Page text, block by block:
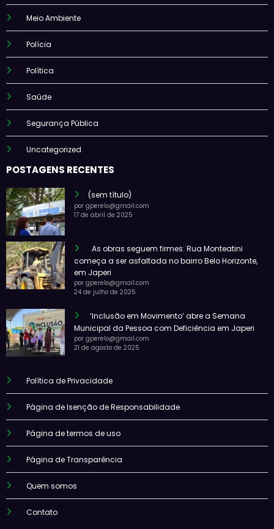
Meio Ambiente
Polícia
Política
Saúde
Segurança Pública
Uncategorized
POSTAGENS RECENTES
(sem título)
por gperelo@gmail.com
17 de abril de 2025
As obras seguem firmes: Rua Monteatini
começa a ser asfaltada no bairro Belo Horizonte,
em Japeri
por gperelo@gmail.com
24 de julho de 2025
‘Inclusão em Movimento’ abre a Semana
Municipal da Pessoa com Deficiência em Japeri
por gperelo@gmail.com
21 de agosto de 2025
Política de Privacidade
Página de Isenção de Responsabilidade
Página de termos de uso
Página de Transparência
Quem somos
Contato